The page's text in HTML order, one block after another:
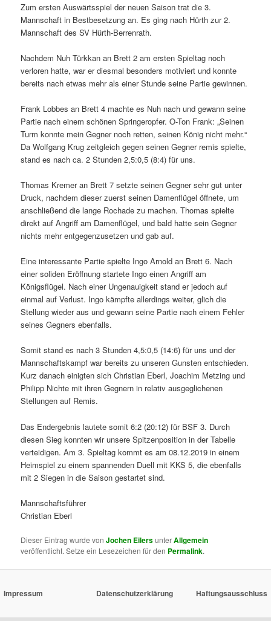
Zum ersten Auswärtsspiel der neuen Saison trat die 3.
Mannschaft in Bestbesetzung an. Es ging nach Hürth zur 2.
Mannschaft des SV Hürth-Berrenrath.
Nachdem Nuh Türkkan an Brett 2 am ersten Spieltag noch
verloren hatte, war er diesmal besonders motiviert und konnte
bereits nach etwas mehr als einer Stunde seine Partie gewinnen.
Frank Lobbes an Brett 4 machte es Nuh nach und gewann seine
Partie nach einem schönen Springeropfer. O-Ton Frank: „Seinen
Turm konnte mein Gegner noch retten, seinen König nicht mehr.“
Da Wolfgang Krug zeitgleich gegen seinen Gegner remis spielte,
stand es nach ca. 2 Stunden 2,5:0,5 (8:4) für uns.
Thomas Kremer an Brett 7 setzte seinen Gegner sehr gut unter
Druck, nachdem dieser zuerst seinen Damenflügel öffnete, um
anschließend die lange Rochade zu machen. Thomas spielte
direkt auf Angriff am Damenflügel, und bald hatte sein Gegner
nichts mehr entgegenzusetzen und gab auf.
Eine interessante Partie spielte Ingo Arnold an Brett 6. Nach
einer soliden Eröffnung startete Ingo einen Angriff am
Königsflügel. Nach einer Ungenauigkeit stand er jedoch auf
einmal auf Verlust. Ingo kämpfte allerdings weiter, glich die
Stellung wieder aus und gewann seine Partie nach einem Fehler
seines Gegners ebenfalls.
Somit stand es nach 3 Stunden 4,5:0,5 (14:6) für uns und der
Mannschaftskampf war bereits zu unseren Gunsten entschieden.
Kurz danach einigten sich Christian Eberl, Joachim Metzing und
Philipp Nichte mit ihren Gegnern in relativ ausgeglichenen
Stellungen auf Remis.
Das Endergebnis lautete somit 6:2 (20:12) für BSF 3. Durch
diesen Sieg konnten wir unsere Spitzenposition in der Tabelle
verteidigen. Am 3. Spieltag kommt es am 08.12.2019 in einem
Heimspiel zu einem spannenden Duell mit KKS 5, die ebenfalls
mit 2 Siegen in die Saison gestartet sind.
Mannschaftsführer
Christian Eberl
Dieser Eintrag wurde vonJochen EilersunterAllgemein
veröffentlicht. Setze ein Lesezeichen für den Permalink.
Impressum Datenschutzerklärung Haftungsausschluss